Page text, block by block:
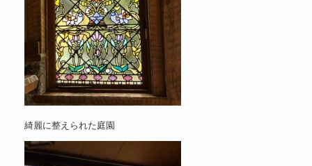
綺麗に整えられた庭園